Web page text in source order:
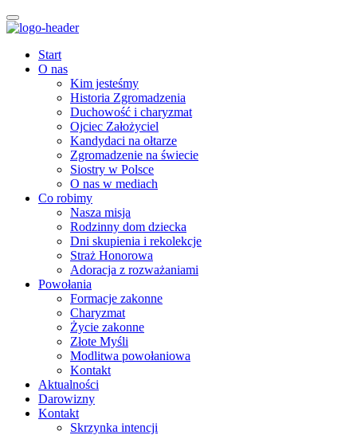
Start
O nas
Kim jesteśmy
Historia Zgromadzenia
Duchowość i charyzmat
Ojciec Założyciel
Kandydaci na ołtarze
Zgromadzenie na świecie
Siostry w Polsce
O nas w mediach
Co robimy
Nasza misja
Rodzinny dom dziecka
Dni skupienia i rekolekcje
Straż Honorowa
Adoracja z rozważaniami
Powołania
Formacje zakonne
Charyzmat
Życie zakonne
Złote Myśli
Modlitwa powołaniowa
Kontakt
Aktualności
Darowizny
Kontakt
Skrzynka intencji